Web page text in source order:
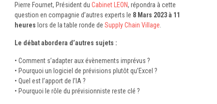
Pierre Fournet, Président du Cabinet LEON, répondra à cette
question en compagnie d’autres experts le 8 Mars 2023 à 11
heures lors de la table ronde de Supply Chain Village
Le débat abordera d’autres sujets :
• Comment s’adapter aux évènements imprévus ?
• Pourquoi un logiciel de prévisions plutôt qu’Excel ?
• Quel est l’apport de l’IA ?
• Pourquoi le rôle du prévisionniste reste clé ?